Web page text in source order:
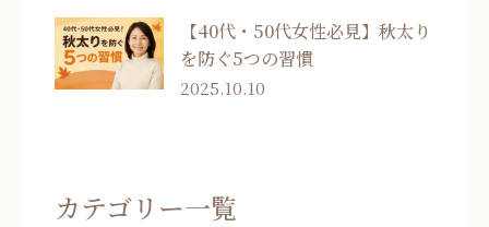
【40代・50代女性必見】秋太り
を防ぐ5つの習慣
2025.10.10
カテゴリー一覧